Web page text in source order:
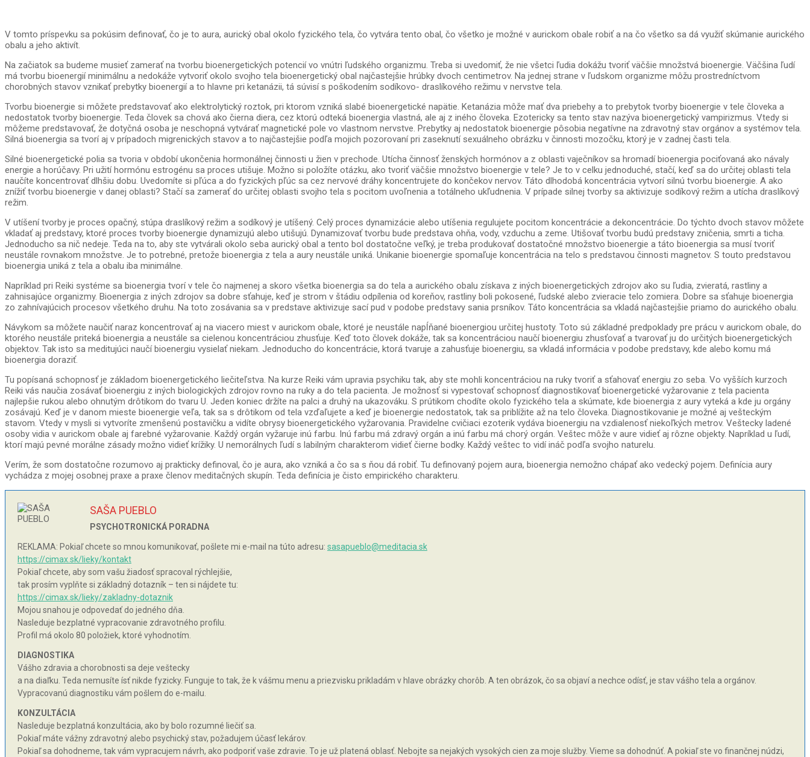
V tomto príspevku sa pokúsim definovať, čo je to aura, aurický obal okolo fyzického tela, čo vytvára tento obal, čo všetko je možné v aurickom obale robiť a na čo všetko sa dá využiť skúmanie aurického
obalu a jeho aktivít.
Na začiatok sa budeme musieť zamerať na tvorbu bioenergetických potencií vo vnútri ľudského organizmu. Treba si uvedomiť, že nie všetci ľudia dokážu tvoriť väčšie množstvá bioenergie. Väčšina ľudí
má tvorbu bioenergií minimálnu a nedokáže vytvoriť okolo svojho tela bioenergetický obal najčastejšie hrúbky dvoch centimetrov. Na jednej strane v ľudskom organizme môžu prostredníctvom
chorobných stavov vznikať prebytky bioenergií a to hlavne pri ketanázii, tá súvisí s poškodením sodíkovo- draslíkového režimu v nervstve tela.
Tvorbu bioenergie si môžete predstavovať ako elektrolytický roztok, pri ktorom vzniká slabé bioenergetické napätie. Ketanázia môže mať dva priebehy a to prebytok tvorby bioenergie v tele človeka a
nedostatok tvorby bioenergie. Teda človek sa chová ako čierna diera, cez ktorú odteká bioenergia vlastná, ale aj z iného človeka. Ezotericky sa tento stav nazýva bioenergetický vampirizmus. Vtedy si
môžeme predstavovať, že dotyčná osoba je neschopná vytvárať magnetické pole vo vlastnom nervstve. Prebytky aj nedostatok bioenergie pôsobia negatívne na zdravotný stav orgánov a systémov tela.
Silná bioenergia sa tvorí aj v prípadoch migrenických stavov a to najčastejšie podľa mojich pozorovaní pri zaseknutí sexuálneho obrázku v činnosti mozočku, ktorý je v zadnej časti tela.
Silné bioenergetické polia sa tvoria v období ukončenia hormonálnej činnosti u žien v prechode. Utícha činnosť ženských hormónov a z oblasti vaječníkov sa hromadí bioenergia pociťovaná ako návaly
energie a horúčavy. Pri užití hormónu estrogénu sa proces utišuje. Možno si položíte otázku, ako tvoriť väčšie množstvo bioenergie v tele? Je to v celku jednoduché, stačí, keď sa do určitej oblasti tela
naučíte koncentrovať dlhšiu dobu. Uvedomíte si pľúca a do fyzických pľúc sa cez nervové dráhy koncentrujete do končekov nervov. Táto dlhodobá koncentrácia vytvorí silnú tvorbu bioenergie. A ako
znížiť tvorbu bioenergie v danej oblasti? Stačí sa zamerať do určitej oblasti svojho tela s pocitom uvoľnenia a totálneho ukľudnenia. V prípade silnej tvorby sa aktivizuje sodíkový režim a utícha draslíkový
režim.
V utíšení tvorby je proces opačný, stúpa draslíkový režim a sodíkový je utíšený. Celý proces dynamizácie alebo utíšenia regulujete pocitom koncentrácie a dekoncentrácie. Do týchto dvoch stavov môžete
vkladať aj predstavy, ktoré proces tvorby bioenergie dynamizujú alebo utišujú. Dynamizovať tvorbu bude predstava ohňa, vody, vzduchu a zeme. Utišovať tvorbu budú predstavy zničenia, smrti a ticha.
Jednoducho sa nič nedeje. Teda na to, aby ste vytvárali okolo seba aurický obal a tento bol dostatočne veľký, je treba produkovať dostatočné množstvo bioenergie a táto bioenergia sa musí tvoriť
neustále rovnakom množstve. Je to potrebné, pretože bioenergia z tela a aury neustále uniká. Unikanie bioenergie spomaľuje koncentrácia na telo s predstavou činnosti magnetov. S touto predstavou
bioenergia uniká z tela a obalu iba minimálne.
Napríklad pri Reiki systéme sa bioenergia tvorí v tele čo najmenej a skoro všetka bioenergia sa do tela a aurického obalu získava z iných bioenergetických zdrojov ako su ľudia, zvieratá, rastliny a
zahnisajúce organizmy. Bioenergia z iných zdrojov sa dobre sťahuje, keď je strom v štádiu odpílenia od koreňov, rastliny boli pokosené, ľudské alebo zvieracie telo zomiera. Dobre sa sťahuje bioenergia
zo zahnívajúcich procesov všetkého druhu. Na toto zosávania sa v predstave aktivizuje sací pud v podobe predstavy sania prsníkov. Táto koncentrácia sa vkladá najčastejšie priamo do aurického obalu.
Návykom sa môžete naučiť naraz koncentrovať aj na viacero miest v aurickom obale, ktoré je neustále napĺňané bioenergiou určitej hustoty. Toto sú základné predpoklady pre prácu v aurickom obale, do
ktorého neustále priteká bioenergia a neustále sa cielenou koncentráciou zhusťuje. Keď toto človek dokáže, tak sa koncentráciou naučí bioenergiu zhusťovať a tvarovať ju do určitých bioenergetických
objektov. Tak isto sa meditujúci naučí bioenergiu vysielať niekam. Jednoducho do koncentrácie, ktorá tvaruje a zahusťuje bioenergiu, sa vkladá informácia v podobe predstavy, kde alebo komu má
bioenergia doraziť.
Tu popísaná schopnosť je základom bioenergetického liečiteľstva. Na kurze Reiki vám upravia psychiku tak, aby ste mohli koncentráciou na ruky tvoriť a sťahovať energiu zo seba. Vo vyšších kurzoch
Reiki vás naučia zosávať bioenergiu z iných biologických zdrojov rovno na ruky a do tela pacienta. Je možnosť si vypestovať schopnosť diagnostikovať bioenergetické vyžarovanie z tela pacienta
najlepšie rukou alebo ohnutým drôtikom do tvaru U. Jeden koniec držíte na palci a druhý na ukazováku. S prútikom chodíte okolo fyzického tela a skúmate, kde bioenergia z aury vyteká a kde ju orgány
zosávajú. Keď je v danom mieste bioenergie veľa, tak sa s drôtikom od tela vzďaľujete a keď je bioenergie nedostatok, tak sa priblížite až na telo človeka. Diagnostikovanie je možné aj vešteckým
stavom. Vtedy v mysli si vytvoríte zmenšenú postavičku a vidíte obrysy bioenergetického vyžarovania. Pravidelne cvičiaci ezoterik vydáva bioenergiu na vzdialenosť niekoľkých metrov. Veštecky ladené
osoby vidia v aurickom obale aj farebné vyžarovanie. Každý orgán vyžaruje inú farbu. Inú farbu má zdravý orgán a inú farbu má chorý orgán. Veštec môže v aure vidieť aj rôzne objekty. Napríklad u ľudí,
ktorí majú pevné morálne zásady možno vidieť krížiky. U nemorálnych ľudí s labilným charakterom vidieť čierne bodky. Každý veštec to vidí ináč podľa svojho naturelu.
Verím, že som dostatočne rozumovo aj prakticky definoval, čo je aura, ako vzniká a čo sa s ňou dá robiť. Tu definovaný pojem aura, bioenergia nemožno chápať ako vedecký pojem. Definícia aury
vychádza z mojej osobnej praxe a praxe členov meditačných skupín. Teda definícia je čisto empirického charakteru.
SAŠA PUEBLO
PSYCHOTRONICKÁ PORADNA
REKLAMA: Pokiaľ chcete so mnou komunikovať, pošlete mi e-mail na túto adresu: sasapueblo@meditacia.sk
https://cimax.sk/lieky/kontakt
Pokiaľ chcete, aby som vašu žiadosť spracoval rýchlejšie,
tak prosím vyplňte si základný dotazník – ten si nájdete tu:
https://cimax.sk/lieky/zakladny-dotaznik
Mojou snahou je odpovedať do jedného dňa.
Nasleduje bezplatné vypracovanie zdravotného profilu.
Profil má okolo 80 položiek, ktoré vyhodnotím.
DIAGNOSTIKA
Vášho zdravia a chorobnosti sa deje veštecky
a na diaľku. Teda nemusíte ísť nikde fyzicky. Funguje to tak, že k vášmu menu a priezvisku prikladám v hlave obrázky chorôb. A ten obrázok, čo sa objaví a nechce odísť, je stav vášho tela a orgánov.
Vypracovanú diagnostiku vám pošlem do e-mailu.
KONZULTÁCIA
Nasleduje bezplatná konzultácia, ako by bolo rozumné liečiť sa.
Pokiaľ máte vážny zdravotný alebo psychický stav, požadujem účasť lekárov.
Pokiaľ sa dohodneme, tak vám vypracujem návrh, ako podporiť vaše zdravie. To je už platená oblasť. Nebojte sa nejakých vysokých cien za moje služby. Vieme sa dohodnúť. A pokiaľ ste vo finančnej núdzi,